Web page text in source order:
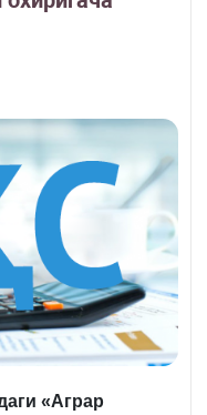
«Аграр